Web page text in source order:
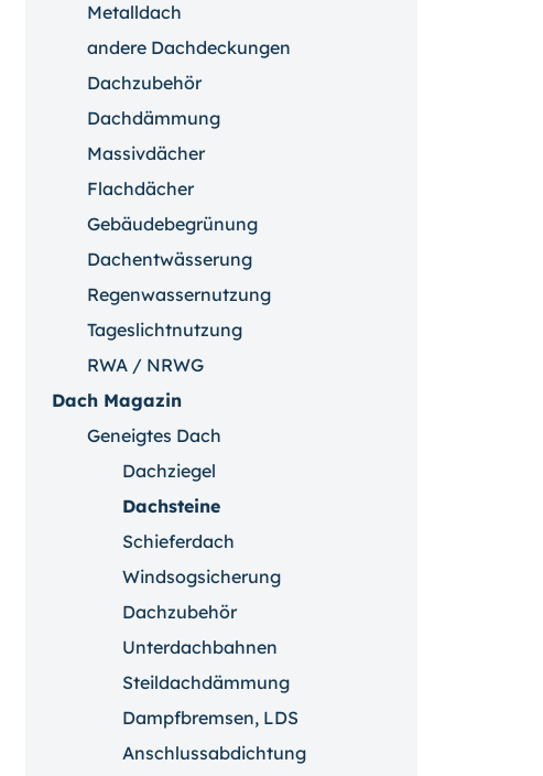
Metalldach
andere Dachdeckungen
Dachzubehör
Dachdämmung
Massivdächer
Flachdächer
Gebäudebegrünung
Dachentwässerung
Regenwassernutzung
Tageslichtnutzung
RWA / NRWG
Dach Magazin
Geneigtes Dach
Dachziegel
Dachsteine
Schieferdach
Windsogsicherung
Dachzubehör
Unterdachbahnen
Steildachdämmung
Dampfbremsen, LDS
Anschlussabdichtung